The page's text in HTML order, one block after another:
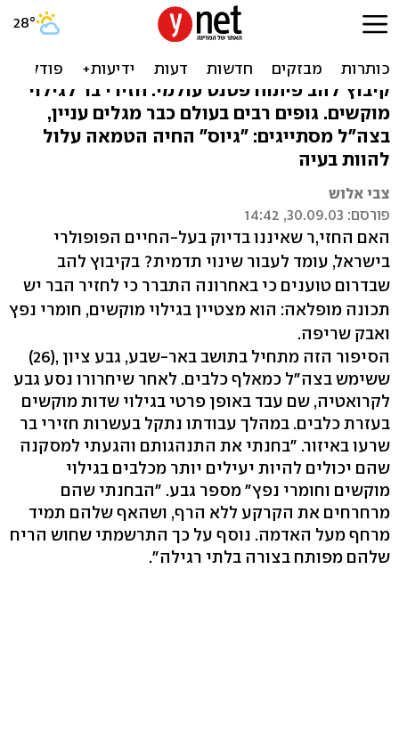
קיבוץ להב: חזירים בשירות
קיבוץ להב פיתוח פטנט עולמי: חזירי בר לגילוי
מוקשים. גופים רבים בעולם כבר מגלים עניין,
בצה"ל מסתייגים: "גיוס" החיה הטמאה עלול
להוות בעיה
צבי אלוש
פורסם: 30.09.03, 14:42
האם החזי,ר שאיננו בדיוק בעל-החיים הפופולרי
בישראל, עומד לעבור שינוי תדמית? בקיבוץ להב
שבדרום טוענים כי באחרונה התברר כי לחזיר הבר יש
תכונה מופלאה: הוא מצטיין בגילוי מוקשים, חומרי נפץ
ואבק שריפה.
הסיפור הזה מתחיל בתושב באר-שבע, גבע ציון ,(26)
ששימש בצה"ל כמאלף כלבים. לאחר שיחרורו נסע גבע
לקרואטיה, שם עבד באופן פרטי בגילוי שדות מוקשים
בעזרת כלבים. במהלך עבודתו נתקל בעשרות חזירי בר
שרעו באיזור. "בחנתי את התנהגותם והגעתי למסקנה
שהם יכולים להיות יעילים יותר מכלבים בגילוי
מוקשים וחומרי נפץ" מספר גבע. "הבחנתי שהם
מרחרחים את הקרקע ללא הרף, ושהאף שלהם תמיד
מרחף מעל האדמה. נוסף על כך התרשמתי שחוש הריח
שלהם מפותח בצורה בלתי רגילה".